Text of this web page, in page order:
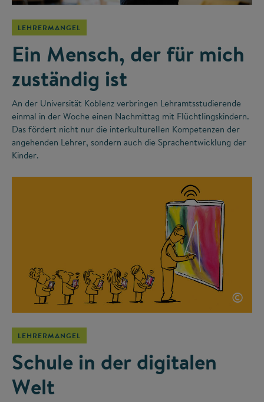
LEHRERMANGEL
Ein Mensch, der für mich
zuständig ist
An der Universität Koblenz verbringen Lehramtsstudierende
einmal in der Woche einen Nachmittag mit Flüchtlingskindern.
Das fördert nicht nur die interkulturellen Kompetenzen der
angehenden Lehrer, sondern auch die Sprachentwicklung der
Kinder.
©
LEHRERMANGEL
Schule in der digitalen
Welt